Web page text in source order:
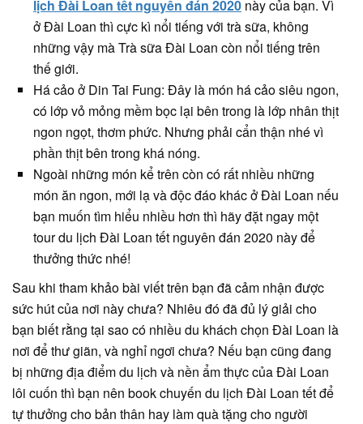
lịch Đài Loan tết nguyên đán 2020 này của bạn. Vì
ở Đài Loan thì cực kì nổi tiếng với trà sữa, không
những vậy mà Trà sữa Đài Loan còn nổi tiếng trên
thế giới.
Há cảo ở Din Tai Fung: Đây là món há cảo siêu ngon,
có lớp vỏ mỏng mềm bọc lại bên trong là lớp nhân thịt
ngon ngọt, thơm phức. Nhưng phải cẩn thận nhé vì
phần thịt bên trong khá nóng.
Ngoài những món kể trên còn có rất nhiều những
món ăn ngon, mới lạ và độc đáo khác ở Đài Loan nếu
bạn muốn tìm hiểu nhiều hơn thì hãy đặt ngay một
tour du lịch Đài Loan tết nguyên đán 2020 này để
thưởng thức nhé!
Sau khi tham khảo bài viết trên bạn đã cảm nhận được
sức hút của nơi này chưa? Nhiêu đó đã đủ lý giải cho
bạn biết rằng tại sao có nhiều du khách chọn Đài Loan là
nơi để thư giãn, và nghỉ ngơi chưa? Nếu bạn cũng đang
bị những địa điểm du lịch và nền ẩm thực của Đài Loan
lôi cuốn thì bạn nên book chuyến du lịch Đài Loan tết để
tự thưởng cho bản thân hay làm quà tặng cho người